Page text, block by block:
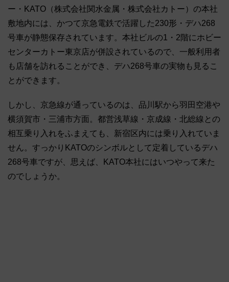
ー・KATO（株式会社関水金属・株式会社カトー）の本社
敷地内には、かつて京急電鉄で活躍した230形・デハ268
号車が静態保存されています。本社ビルの1・2階にホビー
センターカトー東京店が併設されているので、一般利用者
も店舗を訪れることができ、デハ268号車の実物も見るこ
とができます。
しかし、京急線が通っているのは、品川駅から羽田空港や
横須賀市・三浦市方面。都営浅草線・京成線・北総線との
相互乗り入れをふまえても、新宿区内には乗り入れていま
せん。すっかりKATOのシンボルとして定着しているデハ
268号車ですが、思えば、KATO本社にはいつやって来た
のでしょうか。